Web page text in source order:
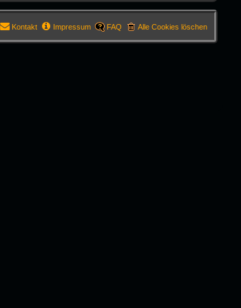
Alle Cookies löschen
FAQ
Impressum
Kontakt